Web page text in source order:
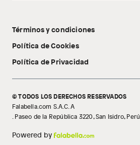
Tecnología Pillow Walk
Libro de reclamaciones
Términos y condiciones
Política de Cookies
Política de Privacidad
© TODOS LOS DERECHOS RESERVADOS
Falabella.com S.A.C. A
. Paseo de la República 3220, San Isidro, Perú
Powered by